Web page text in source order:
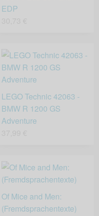
EDP
LEGO Technic 42063 -
BMW R 1200 GS
Adventure
Of Mice and Men:
(Fremdsprachentexte)